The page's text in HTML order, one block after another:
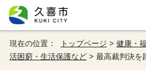
現在の位置： トップページ > 健康・
活困窮・生活保護など > 最高裁判決を